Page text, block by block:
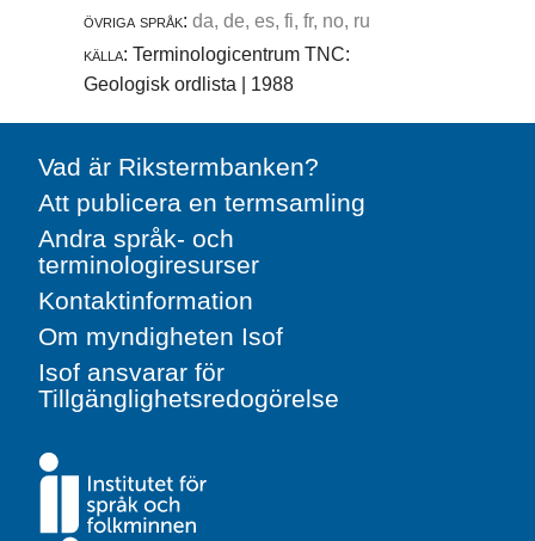
övriga språk: da, de, es, fi, fr, no, ru
källa: Terminologicentrum TNC:
Geologisk ordlista | 1988
Vad är Rikstermbanken?
Att publicera en termsamling
Andra språk- och
terminologiresurser
Kontaktinformation
Om myndigheten Isof
Isof ansvarar för
Tillgänglighetsredogörelse